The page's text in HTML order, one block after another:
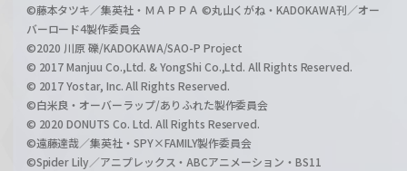
©藤本タツキ／集英社・ＭＡＰＰＡ ©丸山くがね・KADOKAWA刊／オー
バーロード4製作委員会
©2020 川原 礫/KADOKAWA/SAO-P Project
© 2017 Manjuu Co.,Ltd. & YongShi Co.,Ltd. All Rights Reserved.
© 2017 Yostar, Inc. All Rights Reserved.
©白米良・オーバーラップ/ありふれた製作委員会
© 2020 DONUTS Co. Ltd. All Rights Reserved.
©遠藤達哉／集英社・SPY×FAMILY製作委員会
©Spider Lily／アニプレックス・ABCアニメーション・BS11